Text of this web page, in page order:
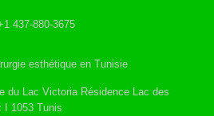
437-880-3675
esthétique en Tunisie
du Lac Victoria Résidence Lac des
I 1053 Tunis